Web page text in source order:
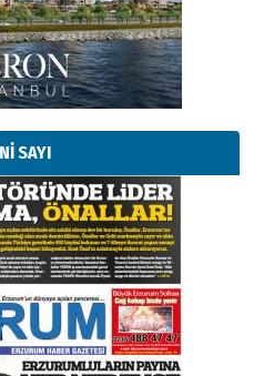
SAYI
Erzurum’a
daha!
köşe taşları
ERKON’da